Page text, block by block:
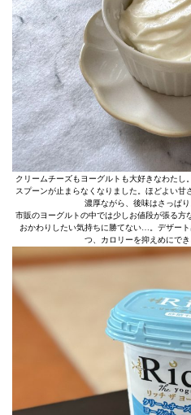
クリームチーズもヨーグルトも大好きなわた
スプーンが止まらなくなりました。ほどよい
濃厚ながら、後味はさっぱ
市販のヨーグルトの中では少しお値段が張る方
おかわりしたい気持ちに勝てない…。デザー
つ、カロリーを抑えめにでき